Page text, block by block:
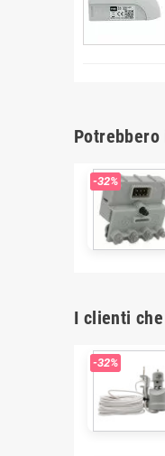
-32%
I clienti
-32%